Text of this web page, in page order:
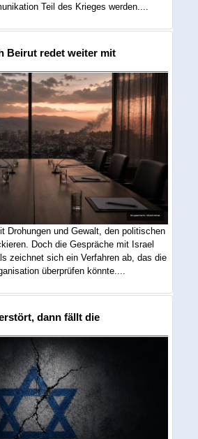
Teil des Krieges werden....
Beirut redet weiter mit
Drohungen und Gewalt, den politischen
Doch die Gespräche mit Israel
zeichnet sich ein Verfahren ab, das die
überprüfen könnte....
dann fällt die